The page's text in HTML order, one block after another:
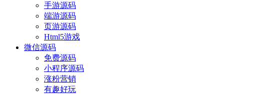
手游源码
端游源码
页游源码
Html5游戏
微信源码
免费源码
小程序源码
涨粉营销
有趣好玩